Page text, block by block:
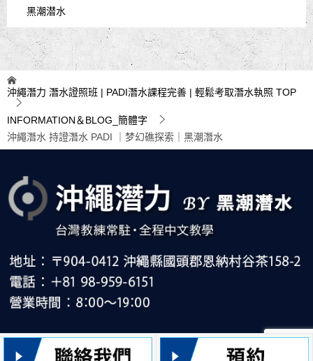
黑潮潜水
沖繩潛力 潛水證照班 | PADI潛水課程完善 | 輕鬆考取潛水執照 TOP
INFORMATION＆BLOG_簡體字
沖繩潛水 持證潛水 PADI ｜梦幻礁探索｜黑潮潛水